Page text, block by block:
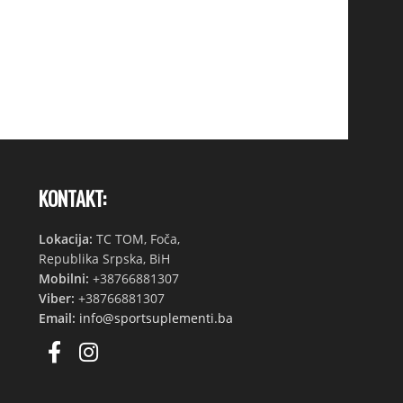
KONTAKT:
Lokacija: TC TOM, Foča,
Republika Srpska, BiH
Mobilni: +38766881307
Viber: +38766881307
Email: info@sportsuplementi.ba